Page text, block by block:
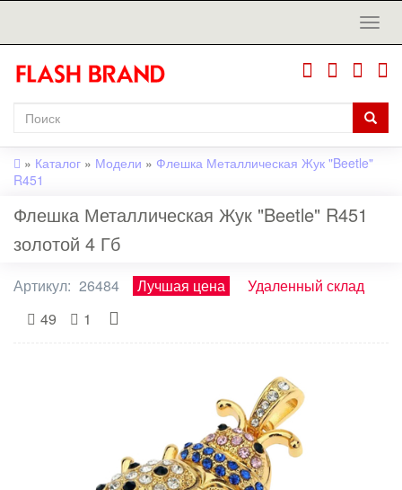
» Каталог » Модели » Флешка Металлическая Жук "Beetle"
R451
Флешка Металлическая Жук "Beetle" R451
золотой 4 Гб
Артикул: 26484 Лучшая цена
Удаленный склад
49
1